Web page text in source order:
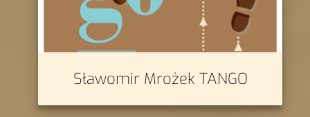
Sławomir Mrożek TANGO